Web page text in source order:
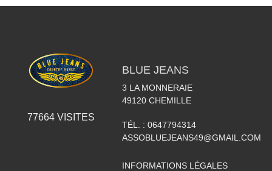
77664VISITES
BLUE JEANS
3 LA MONNERAIE
49120 CHEMILLE
TÉL. : 0647794314
ASSOBLUEJEANS49@GMAIL.COM
INFORMATIONS LÉGALES